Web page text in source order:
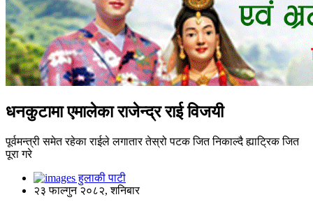
धनकुटामा एमालेका राजेन्द्र राई विजयी
पूर्वमन्त्री समेत रहेका राईले लगातार तेस्रो पटक जित निकाल्दै ह्याट्रिक जित
पूरा गरे
हुलाकी पाटी
२३ फाल्गुन २०८२, शनिबार